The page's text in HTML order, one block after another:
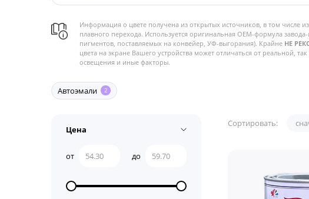
Информация о цвете получена из открытых источников, в том числе
плавного перехода. Используется оригинальная OEM-формула завода-
пигментов, поставляемых на конвейер, УФ-выгорания). Крайне НЕ
цвета на экране Вашего устройства может отличаться от реальной,
освещения и иные факторы.
Автоэмали 2
Цена
от до
Сортировать: